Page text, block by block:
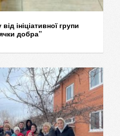
ініціативної групи
добра”